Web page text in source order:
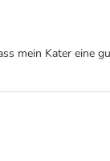
mein Kater eine